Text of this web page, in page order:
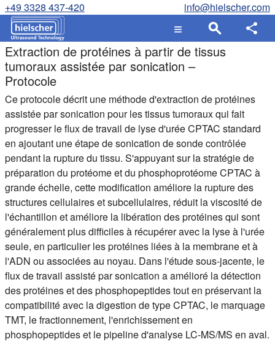
+49 3328 437-420 info@hielscher.com
Extraction de protéines à partir de tissus
tumoraux assistée par sonication –
Protocole
Ce protocole décrit une méthode d'extraction de protéines
assistée par sonication pour les tissus tumoraux qui fait
progresser le flux de travail de lyse d'urée CPTAC standard
en ajoutant une étape de sonication de sonde contrôlée
pendant la rupture du tissu. S'appuyant sur la stratégie de
préparation du protéome et du phosphoprotéome CPTAC à
grande échelle, cette modification améliore la rupture des
structures cellulaires et subcellulaires, réduit la viscosité de
l'échantillon et améliore la libération des protéines qui sont
généralement plus difficiles à récupérer avec la lyse à l'urée
seule, en particulier les protéines liées à la membrane et à
l'ADN ou associées au noyau. Dans l'étude sous-jacente, le
flux de travail assisté par sonication a amélioré la détection
des protéines et des phosphopeptides tout en préservant la
compatibilité avec la digestion de type CPTAC, le marquage
TMT, le fractionnement, l'enrichissement en
phosphopeptides et le pipeline d'analyse LC-MS/MS en aval.